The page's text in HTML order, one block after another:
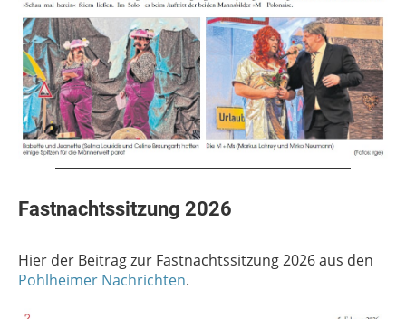
Fastnachtssitzung 2026
Hier der Beitrag zur Fastnachtssitzung 2026 aus den
Pohlheimer Nachrichten.